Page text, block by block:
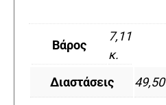
Βάρος
7,11
κ.
Διαστάσεις